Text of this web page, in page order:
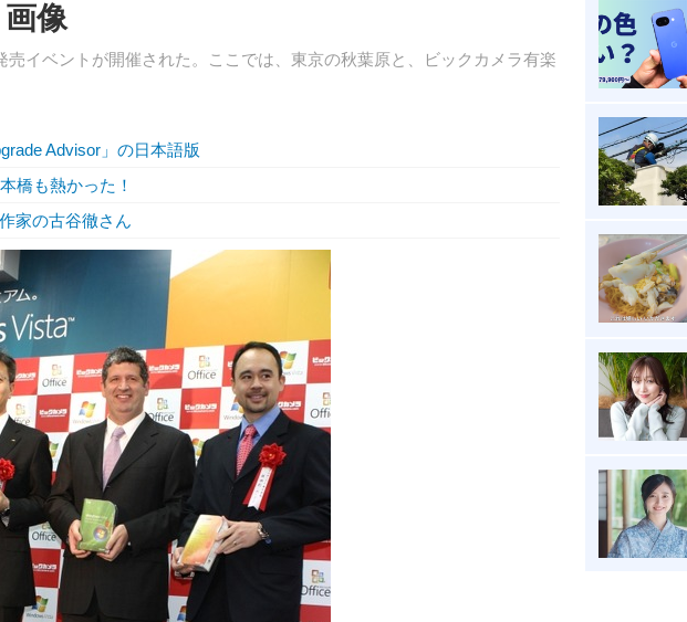
像
イベントが開催された。ここでは、東京の秋葉原と、ビックカメラ有楽
Advisor」の日本語版
橋も熱かった！
家の古谷徹さん